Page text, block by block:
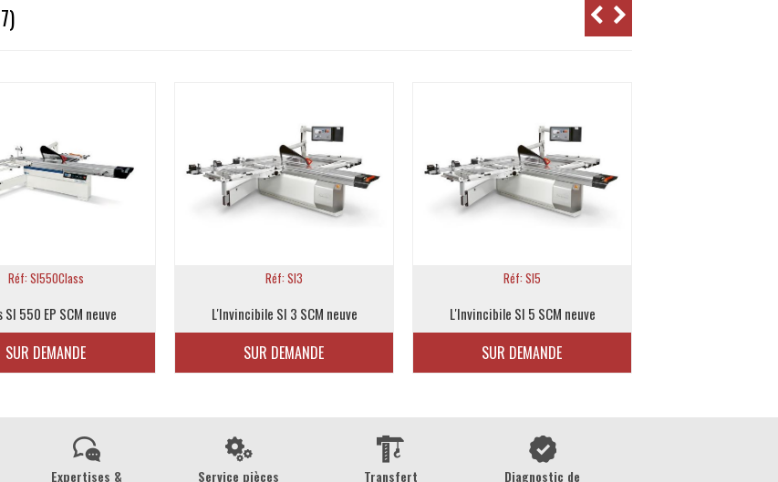
Réf: SI550Class
SI 550 EP SCM neuve
SUR DEMANDE
Réf: SI3
L'Invincibile SI 3 SCM neuve
SUR DEMANDE
Réf: SI5
L'Invincibile SI 5 SCM neuve
SUR DEMANDE
Expertises & Service pièces Transfert Diagnostic de